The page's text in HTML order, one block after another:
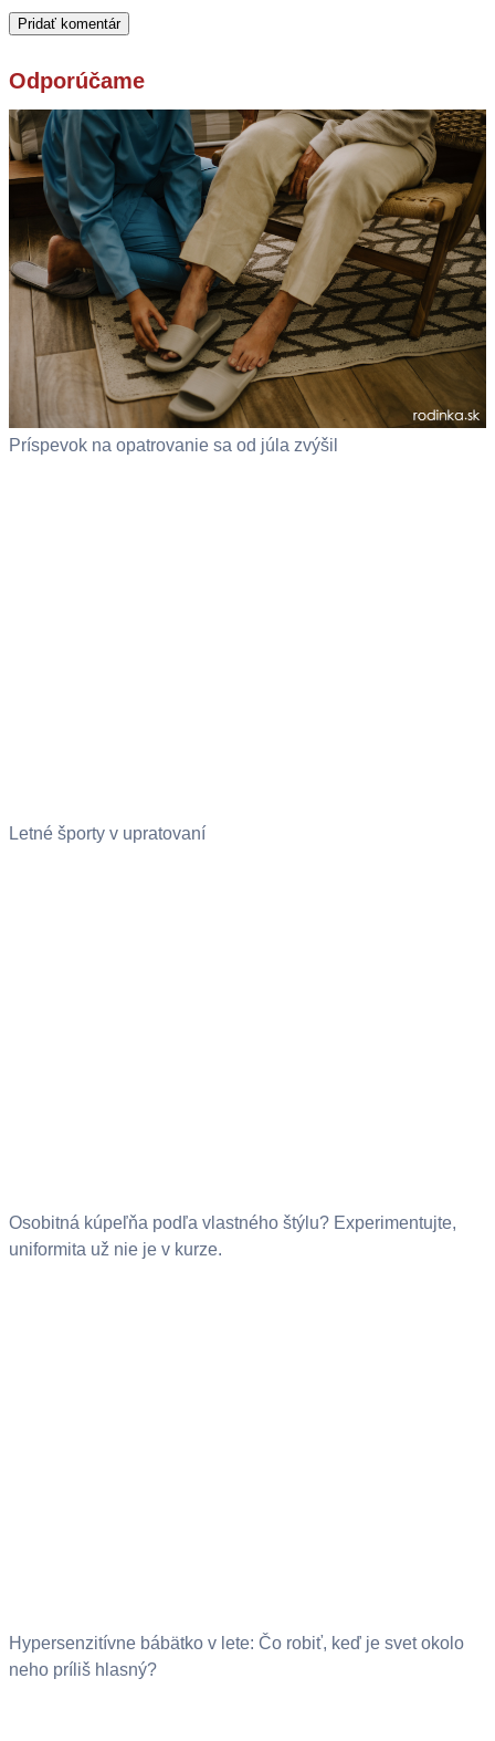
Odporúčame
Príspevok na opatrovanie sa od júla zvýšil
Letné športy v upratovaní
Osobitná kúpeľňa podľa vlastného štýlu? Experimentujte,
uniformita už nie je v kurze.
Hypersenzitívne bábätko v lete: Čo robiť, keď je svet okolo
neho príliš hlasný?